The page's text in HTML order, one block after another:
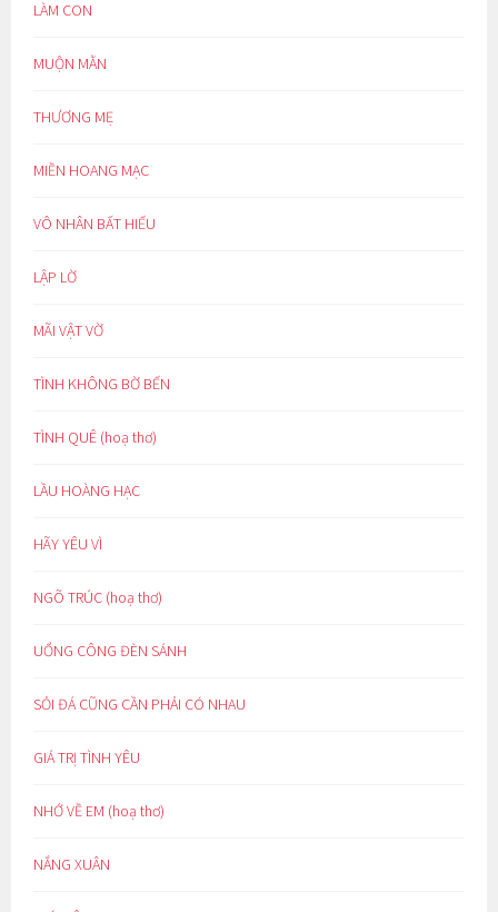
LÀM CON
MUỘN MẰN
THƯƠNG MẸ
MIỀN HOANG MẠC
VÔ NHÂN BẤT HIẾU
LẬP LỜ
MÃI VẬT VỜ
TÌNH KHÔNG BỜ BẾN
TÌNH QUÊ (hoạ thơ)
LẦU HOÀNG HẠC
HÃY YÊU VÌ
NGÕ TRÚC (hoạ thơ)
UỔNG CÔNG ĐÈN SÁNH
SỎI ĐÁ CŨNG CẦN PHẢI CÓ NHAU
GIÁ TRỊ TÌNH YÊU
NHỚ VỀ EM (hoạ thơ)
NẮNG XUÂN